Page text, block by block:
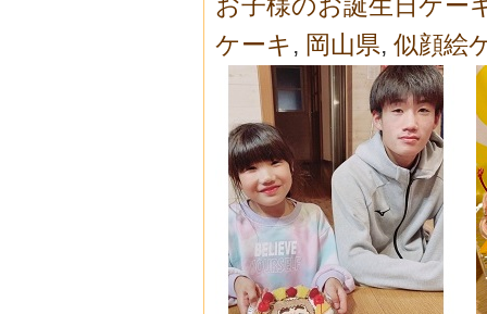
お子様のお誕生日ケー
ケーキ , 岡山県, 似顔絵